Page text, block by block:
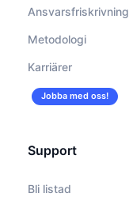
Ansvarsfriskrivning
Metodologi
Karriärer
Jobba med oss!
Support
Bli listad